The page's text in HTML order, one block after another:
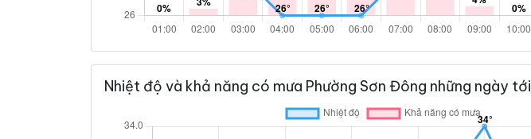
Nhiệt độ và khả năng có mưa Phường Sơn Đông những ngày tới